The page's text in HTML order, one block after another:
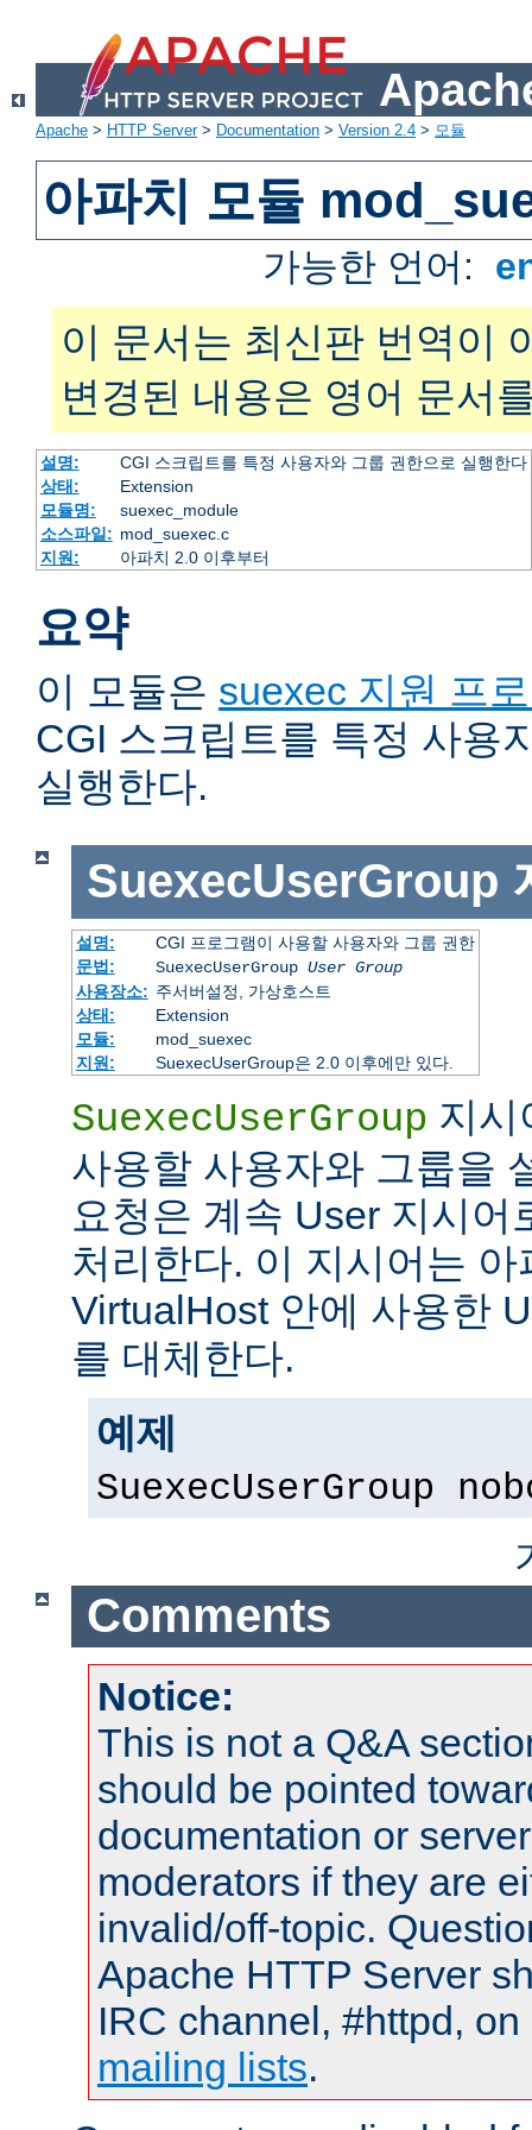
Apache > HTTP Server> Documentation > Version 2.4 > 모듈
아파치 모듈
가능한 언어:
이 문서는 최신판 번역이
변경된 내용은 영어 문서
설명:
CGI 스크립트를 특정 사용자와 그룹 권한으로 실행한다
상태:
Extension
모듈명:
suexec_module
소스파일: mod_suexec.c
지원:
아파치 2.0 이후부터
요약
이 모듈은 suexec 지원 프
CGI 스크립트를 특정 사용
실행한다.
SuexecUserGroup
설명:
CGI 프로그램이 사용할 사용자와 그룹 권한
문법:
SuexecUserGroup User Group
사용장소: 주서버설정, 가상호스트
상태:
Extension
모듈:
mod_suexec
지원:
SuexecUserGroup은 2.0 이후에만 있다.
SuexecUserGroup 지시
사용할 사용자와 그룹을
요청은 계속 User 지시어
처리한다. 이 지시어는
VirtualHost 안에 사용한
를 대체한다.
예제
SuexecUserGroup
Comments
Notice:
This is not a Q&A
should be pointed
documentation or
moderators if they are
invalid/off-topic.
Apache HTTP Server
IRC channel, #httpd,
mailing lists.